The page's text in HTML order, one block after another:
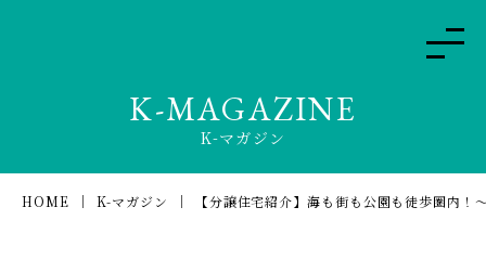
K-MAGAZINE
K-マガジン
HOME K-マガジン 【分譲住宅紹介】海も街も公園も徒歩圏内！